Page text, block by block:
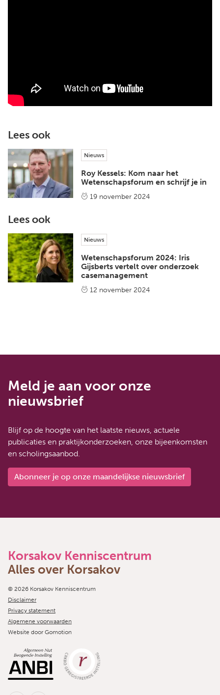
Lees ook
Nieuws
Roy Kessels: Kom naar het
Wetenschapsforum en schrijf je in
19 november 2024
Lees ook
Nieuws
Wetenschapsforum 2024: Iris
Gijsberts vertelt over onderzoek
casemanagement
12 november 2024
Meld je aan voor onze
nieuwsbrief
Blijf op de hoogte van het laatste nieuws, actuele
publicaties en praktijkonderzoeken, onze bijeenkomsten
en scholingsaanbod.
Abonneer je op onze maandelijkse nieuwsbrief
Korsakov Kenniscentrum
Alles over Korsakov
Copyright navigation
© 2026 Korsakov Kenniscentrum
Disclaimer
Privacy statement
Algemene voorwaarden
Website door Gomotion